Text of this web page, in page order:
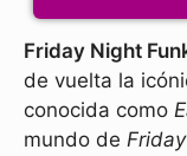
Friday Night
de vuelta la
conocida como
mundo de